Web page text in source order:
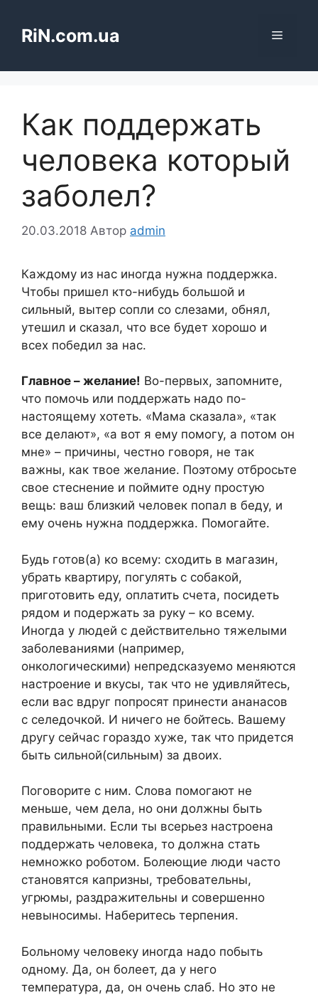
вмістуRiN.com.ua Меню
Как поддержать
человека который
заболел?
20.03.2018 Автор admin
Каждому из нас иногда нужна поддержка.
Чтобы пришел кто-нибудь большой и
сильный, вытер сопли со слезами, обнял,
утешил и сказал, что все будет хорошо и
всех победил за нас.
Главное – желание! Во-первых, запомните,
что помочь или поддержать надо по-
настоящему хотеть. «Мама сказала», «так
все делают», «а вот я ему помогу, а потом он
мне» – причины, честно говоря, не так
важны, как твое желание. Поэтому отбросьте
свое стеснение и поймите одну простую
вещь: ваш близкий человек попал в беду, и
ему очень нужна поддержка. Помогайте.
Будь готов(а) ко всему: сходить в магазин,
убрать квартиру, погулять с собакой,
приготовить еду, оплатить счета, посидеть
рядом и подержать за руку – ко всему.
Иногда у людей с действительно тяжелыми
заболеваниями (например,
онкологическими) непредсказуемо меняются
настроение и вкусы, так что не удивляйтесь,
если вас вдруг попросят принести ананасов
с селедочкой. И ничего не бойтесь. Вашему
другу сейчас гораздо хуже, так что придется
быть сильной(сильным) за двоих.
Поговорите с ним. Слова помогают не
меньше, чем дела, но они должны быть
правильными. Если ты всерьез настроена
поддержать человека, то должна стать
немножко роботом. Болеющие люди часто
становятся капризны, требовательны,
угрюмы, раздражительны и совершенно
невыносимы. Наберитесь терпения.
Больному человеку иногда надо побыть
одному. Да, он болеет, да у него
температура, да, он очень слаб. Но это не